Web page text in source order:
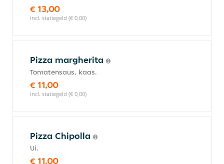
€ 13,00
incl. statiegeld (€ 0,00)
Pizza margherita
Tomatensaus, kaas.
€ 11,00
incl. statiegeld (€ 0,00)
Pizza Chipolla
Ui.
€ 11,00